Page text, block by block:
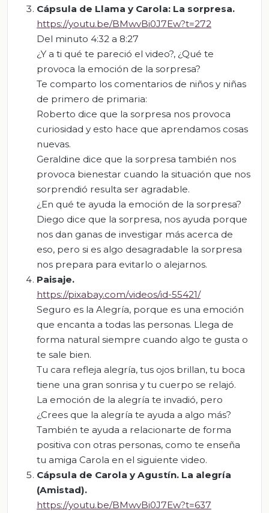
Cápsula de Llama y Carola: La sorpresa.
https://youtu.be/BMwvBi0J7Ew?t=272
Del minuto 4:32 a 8:27
¿Y a ti qué te pareció el video?, ¿Qué te
provoca la emoción de la sorpresa?
Te comparto los comentarios de niños y niñas
de primero de primaria:
Roberto dice que la sorpresa nos provoca
curiosidad y esto hace que aprendamos cosas
nuevas.
Geraldine dice que la sorpresa también nos
provoca bienestar cuando la situación que nos
sorprendió resulta ser agradable.
¿En qué te ayuda la emoción de la sorpresa?
Diego dice que la sorpresa, nos ayuda porque
nos dan ganas de investigar más acerca de
eso, pero si es algo desagradable la sorpresa
nos prepara para evitarlo o alejarnos.
Paisaje.
https://pixabay.com/videos/id-55421/
Seguro es la Alegría, porque es una emoción
que encanta a todas las personas. Llega de
forma natural siempre cuando algo te gusta o
te sale bien.
Tu cara refleja alegría, tus ojos brillan, tu boca
tiene una gran sonrisa y tu cuerpo se relajó.
La emoción de la alegría te invadió, pero
¿Crees que la alegría te ayuda a algo más?
También te ayuda a relacionarte de forma
positiva con otras personas, como te enseña
tu amiga Carola en el siguiente video.
Cápsula de Carola y Agustín. La alegría
(Amistad).
https://youtu.be/BMwvBi0J7Ew?t=637